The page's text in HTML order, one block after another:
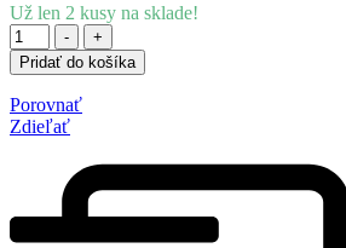
Už len 2 kusy na sklade!
Množstvo
-
+
Pridať do košíka
Porovnať
Zdieľať